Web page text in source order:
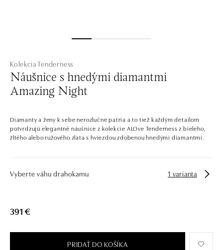
Kolekcia Tenderness
Náušnice s hnedými diamantmi
Amazing Night
Diamanty a ženy k sebe nerozlučne patria a to tiež každým detailom
potvrdzujú elegantné náušnice z kolekcie ALOve Tenderness z bieleho,
žltého alebo ružového zlata s hviezdou zdobenou hnedými diamantmi.
Vyberte váhu drahokamu 1 varianta
391 €
PRIDAŤ DO KOŠÍKA